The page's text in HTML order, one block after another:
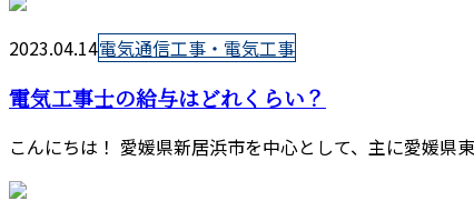
2023.04.14電気通信工事・電気工事
電気工事士の給与はどれくらい？
こんにちは！ 愛媛県新居浜市を中心として、主に愛媛県